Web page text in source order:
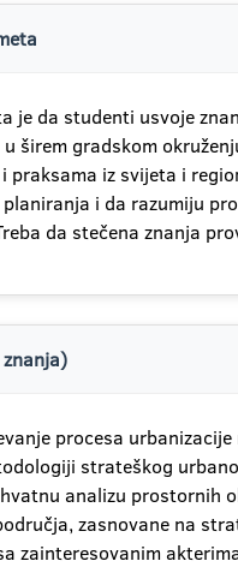
je da studenti usvoje
širem gradskom
praksama iz svijeta i
i da razumiju
da stečena znanja
procesa
strateškog
analizu prostornih
zasnovane na
zainteresovanim